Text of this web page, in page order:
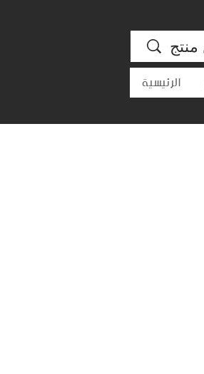
الرئيسية